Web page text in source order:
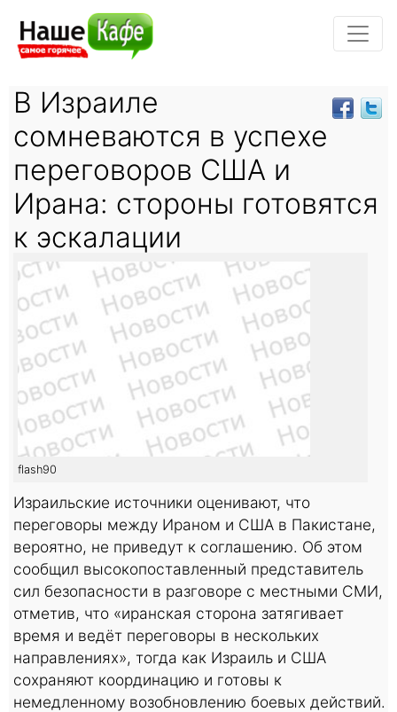
В Израиле
сомневаются в успехе
переговоров США и
Ирана: стороны готовятся
к эскалации
flash90
Израильские источники оценивают, что
переговоры между Ираном и США в Пакистане,
вероятно, не приведут к соглашению. Об этом
сообщил высокопоставленный представитель
сил безопасности в разговоре с местными СМИ,
отметив, что «иранская сторона затягивает
время и ведёт переговоры в нескольких
направлениях», тогда как Израиль и США
сохраняют координацию и готовы к
немедленному возобновлению боевых действий.